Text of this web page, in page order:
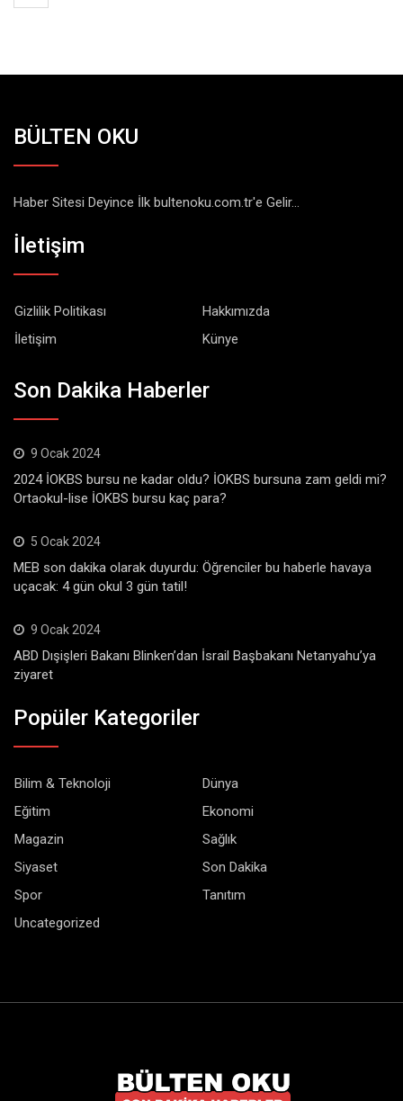
BÜLTEN OKU
Haber Sitesi Deyince İlk bultenoku.com.tr'e Gelir...
İletişim
Gizlilik Politikası
Hakkımızda
İletişim
Künye
Son Dakika Haberler
9 Ocak 2024
2024 İOKBS bursu ne kadar oldu? İOKBS bursuna zam geldi mi?
Ortaokul-lise İOKBS bursu kaç para?
5 Ocak 2024
MEB son dakika olarak duyurdu: Öğrenciler bu haberle havaya
uçacak: 4 gün okul 3 gün tatil!
9 Ocak 2024
ABD Dışişleri Bakanı Blinken’dan İsrail Başbakanı Netanyahu’ya
ziyaret
Popüler Kategoriler
Bilim & Teknoloji
Dünya
Eğitim
Ekonomi
Magazin
Sağlık
Siyaset
Son Dakika
Spor
Tanıtım
Uncategorized